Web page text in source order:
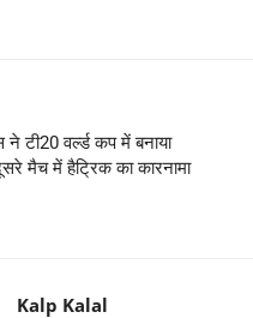
टी20 वर्ल्ड कप में बनाया
मैच में हैट्रिक का कारनामा
Kalp Kalal